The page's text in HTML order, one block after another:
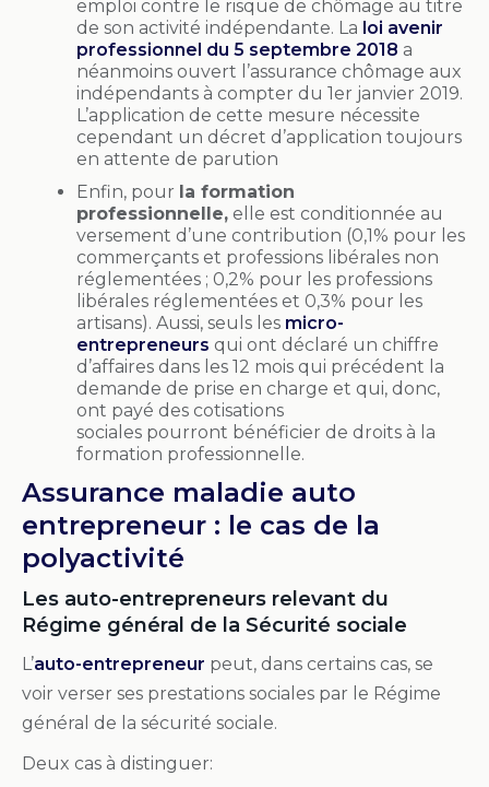
emploi contre le risque de chômage au titre
de son activité indépendante. La loi avenir
professionnel du 5 septembre 2018 a
néanmoins ouvert l’assurance chômage aux
indépendants à compter du 1er janvier 2019.
L’application de cette mesure nécessite
cependant un décret d’application toujours
en attente de parution
Enfin, pour la formation
professionnelle, elle est conditionnée au
versement d’une contribution (0,1% pour les
commerçants et professions libérales non
réglementées ; 0,2% pour les professions
libérales réglementées et 0,3% pour les
artisans). Aussi, seuls les micro-
entrepreneurs qui ont déclaré un chiffre
d’affaires dans les 12 mois qui précédent la
demande de prise en charge et qui, donc,
ont payé des cotisations
sociales pourront bénéficier de droits à la
formation professionnelle.
Assurance maladie auto
entrepreneur : le cas de la
polyactivité
Les auto-entrepreneurs relevant du
Régime général de la Sécurité sociale
L’auto-entrepreneur peut, dans certains cas, se
voir verser ses prestations sociales par le Régime
général de la sécurité sociale.
Deux cas à distinguer: